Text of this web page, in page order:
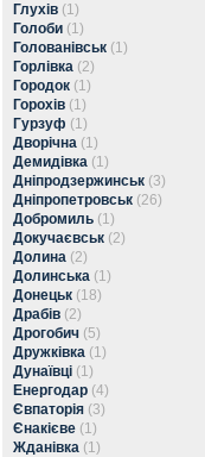
Глухів (1)
Голоби (1)
Голованівськ (1)
Горлівка (2)
Городок (1)
Горохів (1)
Гурзуф (1)
Дворічна (1)
Демидівка (1)
Дніпродзержинськ (3)
Дніпропетровськ (26)
Добромиль (1)
Докучаєвськ (2)
Долина (2)
Долинська (1)
Донецьк (18)
Драбів (2)
Дрогобич (5)
Дружківка (1)
Дунаївці (1)
Енергодар (4)
Євпаторія (3)
Єнакієве (1)
Жданівка (1)